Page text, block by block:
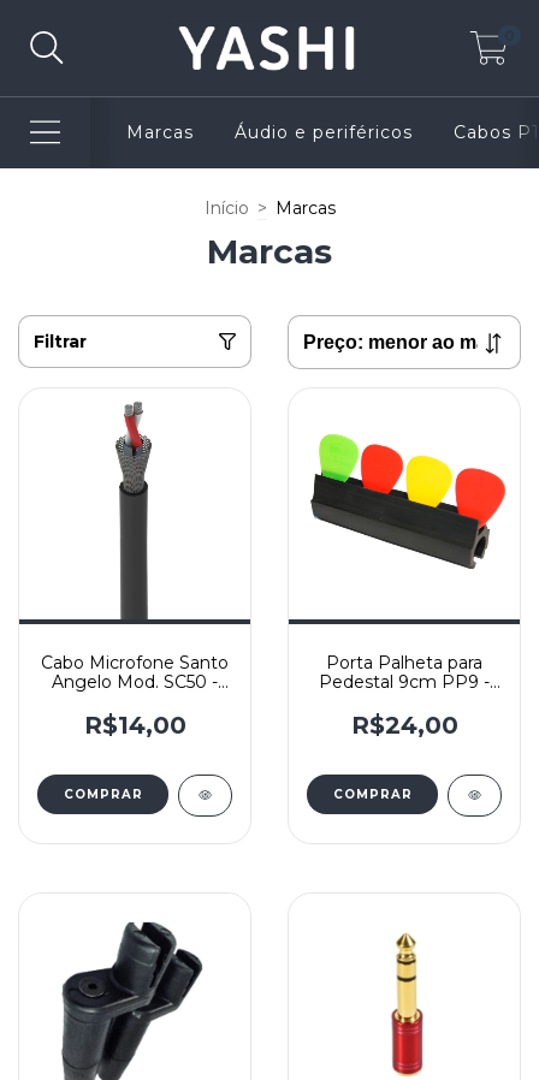
Marcas Áudio e periféricos Cabos
Início > Marcas
Marcas
Filtrar
Cabo Microfone Santo
Angelo Mod. SC50 -
R$14,00
Porta Palheta para
Pedestal 9cm PP9 -
R$24,00